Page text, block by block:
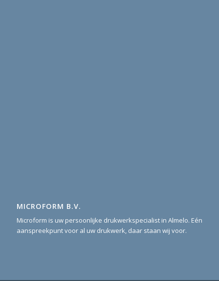
MICROFORM B.V.
Microform is uw persoonlijke drukwerkspecialist in Almelo. Eén
aanspreekpunt voor al uw drukwerk, daar staan wij voor.